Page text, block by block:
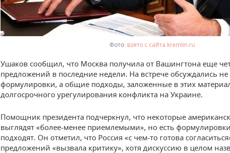
взято с сайта kremlin.ru
Ушаков сообщил, что Москва получила от Вашингтона еще
предложений в последние недели. На встрече обсуждались
формулировки, а общие подходы, заложенные в этих
долгосрочного урегулирования конфликта на Украине.
Помощник президента подчеркнул, что некоторые
выглядят «более-менее приемлемыми», но есть
подходят. Он отметил, что Россия «с чем-то готова
предложений «вызвала критику», хотя дискуссию в целом